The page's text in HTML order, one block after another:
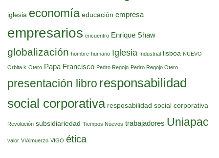
iglesia economía educación empresa
empresarios encuentro Enrique Shaw
globalización hombre humano Iglesia Industrial lisboa NUEVO
Orbita.k Otero Papa Francisco Pedro Regojo Pedro Regojo Otero
presentación libro responsabilidad
social corporativa resposabilidad social corporativa
Revolución subsidiariedad Tiempos Nuevos trabajadores Uniapac
valor VIAlmuerzo VIGO ética